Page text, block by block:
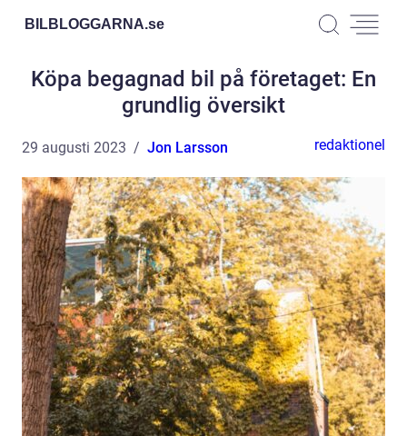
BILBLOGGARNA.se
Köpa begagnad bil på företaget: En
grundlig översikt
29 augusti 2023 Jon Larsson redaktionel